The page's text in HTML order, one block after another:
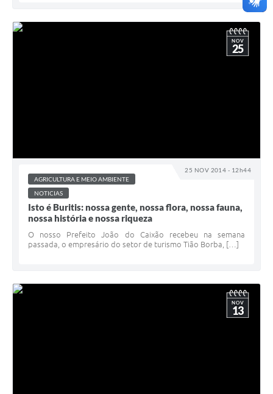
25 NOV 2014 - 12h44
NOV
25
AGRICULTURA E MEIO AMBIENTE
NOTICIAS
Isto é Buritis: nossa gente, nossa flora, nossa fauna,
nossa história e nossa riqueza
O nosso Prefeito João do Caixão recebeu na semana
passada, o empresário do setor de turismo Tião Borba, […]
NOV
13